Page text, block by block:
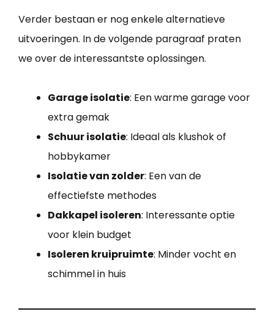
Verder bestaan er nog enkele alternatieve
uitvoeringen. In de volgende paragraaf praten
we over de interessantste oplossingen.
Garage isolatie: Een warme garage voor
extra gemak
Schuur isolatie: Ideaal als klushok of
hobbykamer
Isolatie van zolder: Een van de
effectiefste methodes
Dakkapel isoleren: Interessante optie
voor klein budget
Isoleren kruipruimte: Minder vocht en
schimmel in huis